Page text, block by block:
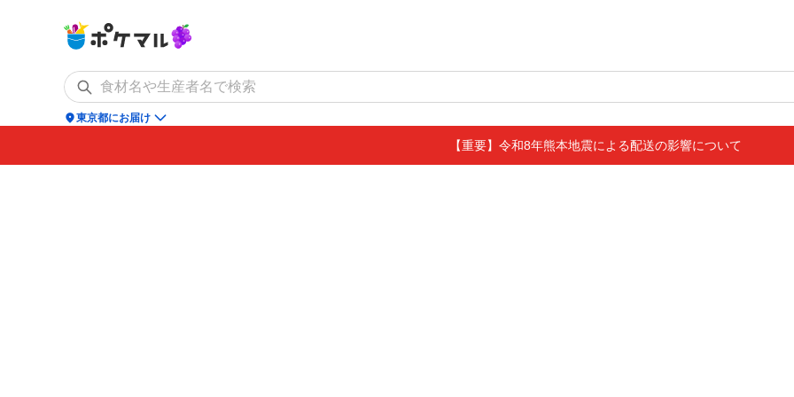
location_on東京都にお届け
【重要】令和8年熊本地震による配送の影響について